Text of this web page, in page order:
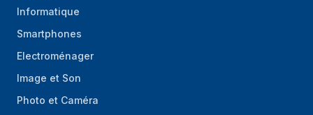
Informatique
Smartphones
Electroménager
Image et Son
Photo et Caméra